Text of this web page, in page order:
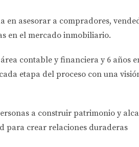
veces es posible encontrar
en diferentes estados. Aunque
indirectamente por la economía
nota que menos compradores
más en atraer compradores locales.
en asesorar a compradores,
en el mercado inmobiliario.
contable y financiera y 6 años
etapa del proceso con una
a construir patrimonio y
para crear relaciones duraderas